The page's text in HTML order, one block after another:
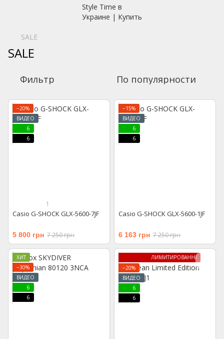
SALE
SALE
Фильтр По популярности
−20%
ВИДЕО
6
6
1
Casio G-SHOCK GLX-5600-7JF
5 800 грн 7 250 грн
−15%
ВИДЕО
6
6
Casio G-SHOCK GLX-5600-1JF
6 163 грн 7 250 грн
ХИТ
−30%
ВИДЕО
6
6
ЛИМИТИРОВАННАЯ МОДЕЛЬ
−20%
ВИДЕО
6
6